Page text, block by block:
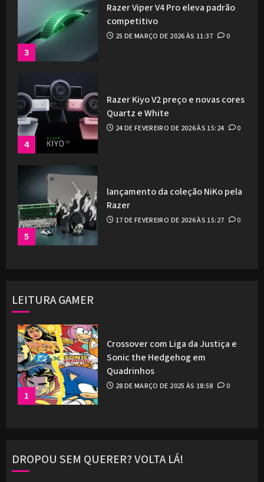
3
Razer Viper V4 Pro eleva padrão
competitivo
25 DE MARÇO DE 2026 ÀS 11:37 0
4
Razer Kiyo V2 preço e novas cores
Quartz e White
24 DE FEVEREIRO DE 2026 ÀS 15:24 0
5
lançamento da coleção NiKo pela
Razer
17 DE FEVEREIRO DE 2026 ÀS 15:27 0
LEITURA GAMER
1
Crossover com Liga da Justiça e
Sonic the Hedgehog em
Quadrinhos
28 DE MARÇO DE 2025 ÀS 18:58 0
DROPOU SEM QUERER? VOLTA LÁ!